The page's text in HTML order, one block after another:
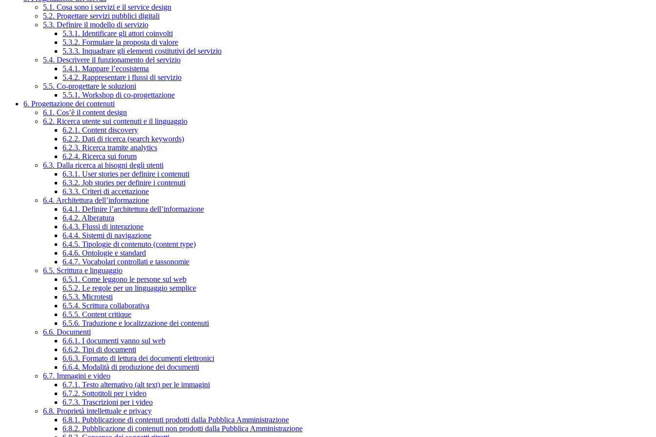
5.1. Cosa sono i servizi e il service design
5.2. Progettare servizi pubblici digitali
5.3. Definire il modello di servizio
5.3.1. Identificare gli attori coinvolti
5.3.2. Formulare la proposta di valore
5.3.3. Inquadrare gli elementi costitutivi del servizio
5.4. Descrivere il funzionamento del servizio
5.4.1. Mappare l’ecosistema
5.4.2. Rappresentare i flussi di servizio
5.5. Co-progettare le soluzioni
5.5.1. Workshop di co-progettazione
6. Progettazione dei contenuti
6.1. Cos’è il content design
6.2. Ricerca utente sui contenuti e il linguaggio
6.2.1. Content discovery
6.2.2. Dati di ricerca (search keywords)
6.2.3. Ricerca tramite analytics
6.2.4. Ricerca sui forum
6.3. Dalla ricerca ai bisogni degli utenti
6.3.1. User stories per definire i contenuti
6.3.2. Job stories per definire i contenuti
6.3.3. Criteri di accettazione
6.4. Architettura dell’informazione
6.4.1. Definire l’architettura dell’informazione
6.4.2. Alberatura
6.4.3. Flussi di interazione
6.4.4. Sistemi di navigazione
6.4.5. Tipologie di contenuto (content type)
6.4.6. Ontologie e standard
6.4.7. Vocabolari controllati e tassonomie
6.5. Scrittura e linguaggio
6.5.1. Come leggono le persone sul web
6.5.2. Le regole per un linguaggio semplice
6.5.3. Microtesti
6.5.4. Scrittura collaborativa
6.5.5. Content critique
6.5.6. Traduzione e localizzazione dei contenuti
6.6. Documenti
6.6.1. I documenti vanno sul web
6.6.2. Tipi di documenti
6.6.3. Formato di lettura dei documenti elettronici
6.6.4. Modalità di produzione dei documenti
6.7. Immagini e video
6.7.1. Testo alternativo (alt text) per le immagini
6.7.2. Sottotitoli per i video
6.7.3. Trascrizioni per i video
6.8. Proprietà intellettuale e privacy
6.8.1. Pubblicazione di contenuti prodotti dalla Pubblica Amministrazione
6.8.2. Pubblicazione di contenuti non prodotti dalla Pubblica Amministrazione